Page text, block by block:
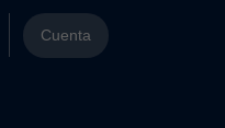
Cuenta